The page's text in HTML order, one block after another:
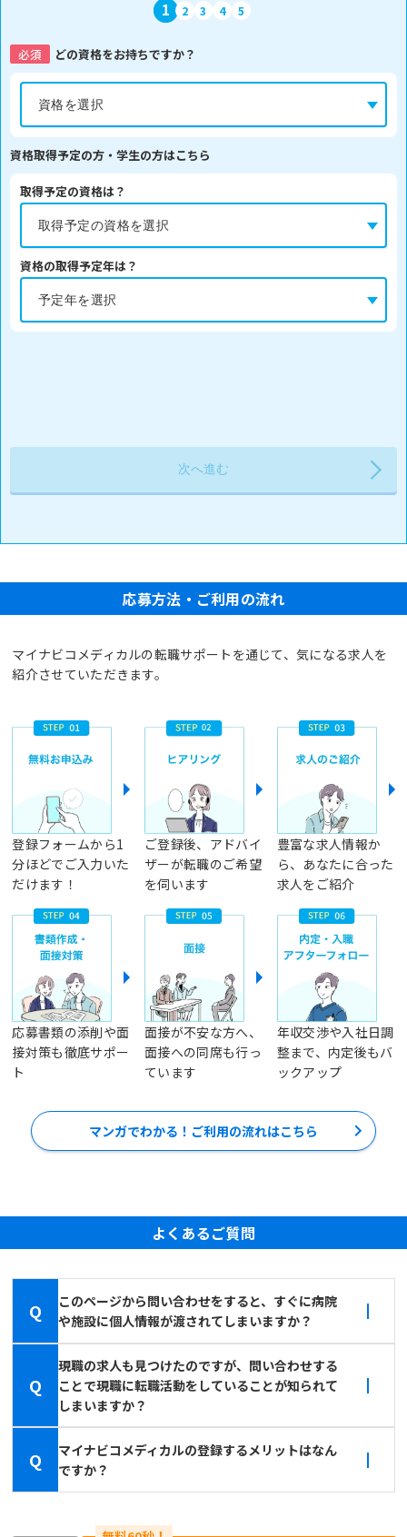
1 2 3 4 5
必須 どの資格をお持ちですか？
資格取得予定の方・学生の方はこちら
取得予定の資格は？
資格の取得予定年は？
応募方法・ご利用の流れ
マイナビコメディカルの転職サポートを通じて、気になる求人を
紹介させていただきます。
登録フォームから1
分ほどでご入力いた
だけます！
ご登録後、アドバイ
ザーが転職のご希望
を伺います
豊富な求人情報か
ら、あなたに合った
求人をご紹介
応募書類の添削や面
接対策も徹底サポー
ト
面接が不安な方へ、
面接への同席も行っ
ています
年収交渉や入社日調
整まで、内定後もバ
ックアップ
マンガでわかる！ご利用の流れはこちら
よくあるご質問
Q
このページから問い合わせをすると、すぐに病院
や施設に個人情報が渡されてしまいますか？
Q
現職の求人も見つけたのですが、問い合わせする
ことで現職に転職活動をしていることが知られて
しまいますか？
Q
マイナビコメディカルの登録するメリットはなん
ですか？